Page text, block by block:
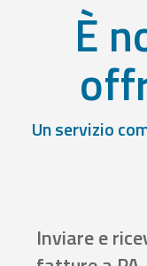
È
Un servizio
Inviare e